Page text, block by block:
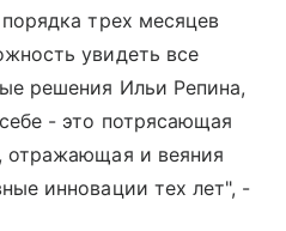
трех месяцев
увидеть все
решения Ильи Репина,
- это потрясающая
отражающая и веяния
инновации тех лет", -